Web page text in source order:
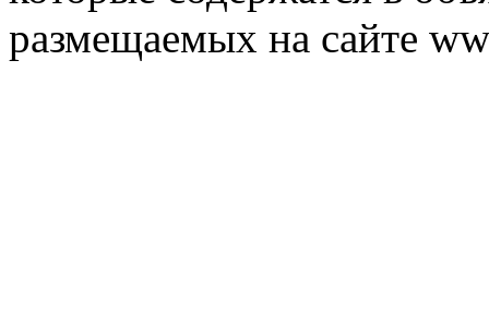
размещаемых на сайте